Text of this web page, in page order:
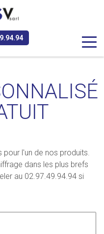
l'un de nos produits.
dans les plus brefs
au 02.97.49.94.94 si